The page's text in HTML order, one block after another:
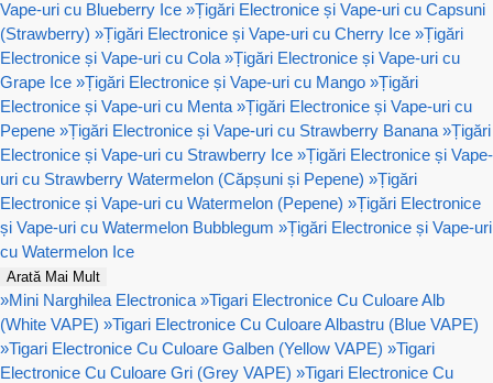
Vape-uri cu Blueberry Ice »Țigări Electronice și Vape-uri cu Capsuni
(Strawberry) »Țigări Electronice și Vape-uri cu Cherry Ice »Țigări
Electronice și Vape-uri cu Cola »Țigări Electronice și Vape-uri cu
Grape Ice »Țigări Electronice și Vape-uri cu Mango »Țigări
Electronice și Vape-uri cu Menta »Țigări Electronice și Vape-uri cu
Pepene »Țigări Electronice și Vape-uri cu Strawberry Banana »Țigări
Electronice și Vape-uri cu Strawberry Ice »Țigări Electronice și Vape-
uri cu Strawberry Watermelon (Căpșuni și Pepene) »Țigări
Electronice și Vape-uri cu Watermelon (Pepene) »Țigări Electronice
și Vape-uri cu Watermelon Bubblegum »Țigări Electronice și Vape-uri
cu Watermelon Ice
Arată Mai Mult
»Mini Narghilea Electronica »Tigari Electronice Cu Culoare Alb
(White VAPE) »Tigari Electronice Cu Culoare Albastru (Blue VAPE)
»Tigari Electronice Cu Culoare Galben (Yellow VAPE) »Tigari
Electronice Cu Culoare Gri (Grey VAPE) »Tigari Electronice Cu